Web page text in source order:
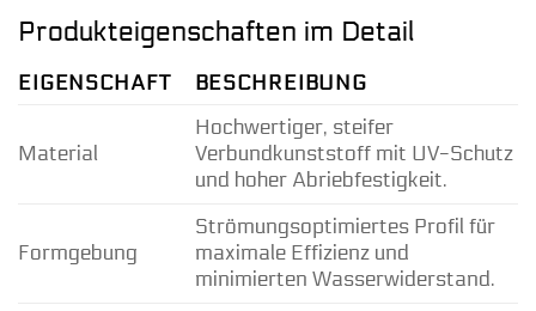
Produkteigenschaften im Detail
EIGENSCHAFT BESCHREIBUNG
Material
Hochwertiger, steifer
Verbundkunststoff mit UV-Schutz
und hoher Abriebfestigkeit.
Formgebung
Strömungsoptimiertes Profil für
maximale Effizienz und
minimierten Wasserwiderstand.